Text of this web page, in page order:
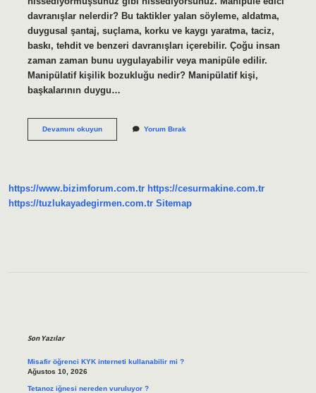
davranışlar nelerdir? Bu taktikler yalan söyleme, aldatma,
duygusal şantaj, suçlama, korku ve kaygı yaratma, taciz,
baskı, tehdit ve benzeri davranışları içerebilir. Çoğu insan
zaman zaman bunu uygulayabilir veya manipüle edilir.
Manipülatif kişilik bozukluğu nedir? Manipülatif kişi,
başkalarının duygu…
Devamını okuyunRuhsal
Yorum Bırak
https://www.bizimforum.com.tr https://cesurmakine.com.tr
https://tuzlukayadegirmen.com.tr Sitemap
Son Yazılar
Misafir öğrenci KYK interneti kullanabilir mi ?
Ağustos 10, 2026
Tetanoz iğnesi nereden vuruluyor ?